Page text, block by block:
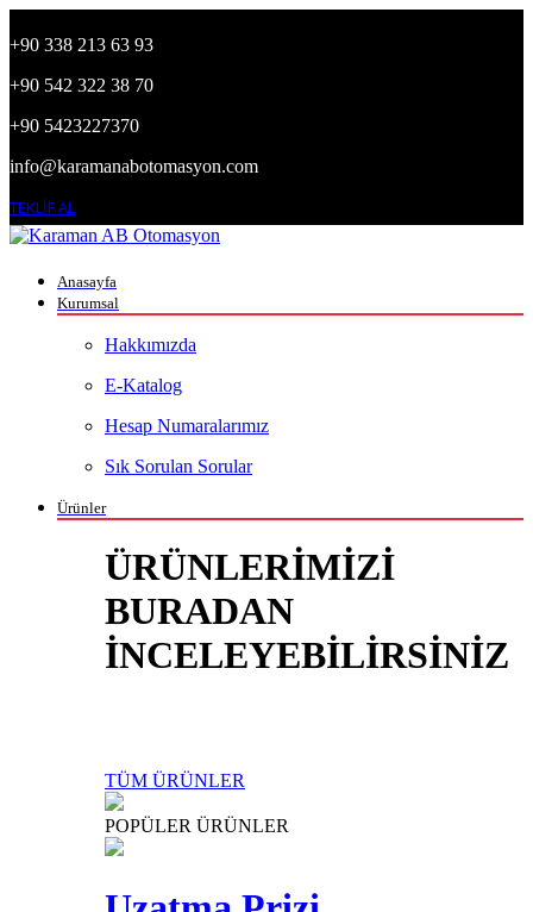
+90 338 213 63 93
+90 542 322 38 70
+90 5423227370
info@karamanabotomasyon.com
TEKLİF AL
Anasayfa
Kurumsal
Hakkımızda
E-Katalog
Hesap Numaralarımız
Sık Sorulan Sorular
Ürünler
ÜRÜNLERİMİZİ
BURADAN
İNCELEYEBİLİRSİNİZ
TÜM ÜRÜNLER
POPÜLER ÜRÜNLER